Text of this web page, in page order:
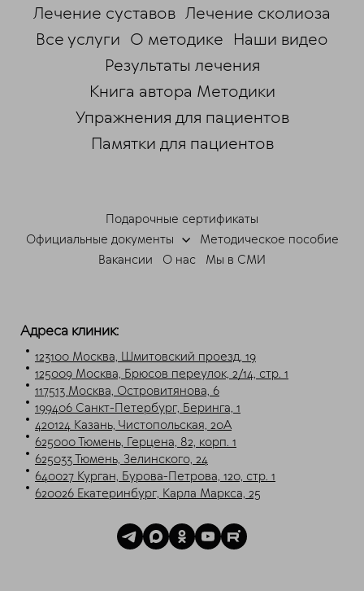
Лечение суставов Лечение сколиоза
Все услуги О методике Наши видео
Результаты лечения
Книга автора Методики
Упражнения для пациентов
Памятки для пациентов
Подарочные сертификаты
Официальные документы
Методическое пособие
Вакансии
О нас Мы в СМИ
Адреса клиник:
123100 Москва, Шмитовский проезд, 19
125009 Москва, Брюсов переулок, 2/14, стр. 1
117513 Москва, Островитянова, 6
199406 Санкт-Петербург, Беринга, 1
420124 Казань, Чистопольская, 20А
625000 Тюмень, Герцена, 82, корп. 1
625033 Тюмень, Зелинского, 24
640027 Курган, Бурова-Петрова, 120, стр. 1
620026 Екатеринбург, Карла Маркса, 25
Мессенджеры
Свяжитесь с нами через любой удобный